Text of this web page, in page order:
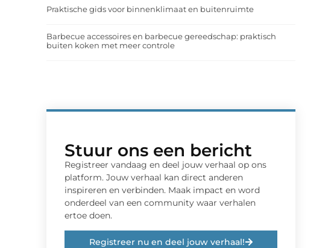
Praktische gids voor binnenklimaat en buitenruimte
Barbecue accessoires en barbecue gereedschap: praktisch
buiten koken met meer controle
Stuur ons een bericht
Registreer vandaag en deel jouw verhaal op ons
platform. Jouw verhaal kan direct anderen
inspireren en verbinden. Maak impact en word
onderdeel van een community waar verhalen
ertoe doen.
Registreer nu en deel jouw verhaal!